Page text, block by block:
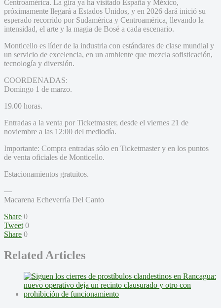
Centroamérica. La gira ya ha visitado España y México,
próximamente llegará a Estados Unidos, y en 2026 dará inició su
esperado recorrido por Sudamérica y Centroamérica, llevando la
intensidad, el arte y la magia de Bosé a cada escenario.
Monticello es líder de la industria con estándares de clase mundial y
un servicio de excelencia, en un ambiente que mezcla sofisticación,
tecnología y diversión.
COORDENADAS:
Domingo 1 de marzo.
19.00 horas.
Entradas a la venta por Ticketmaster, desde el viernes 21 de
noviembre a las 12:00 del mediodía.
Importante: Compra entradas sólo en Ticketmaster y en los puntos
de venta oficiales de Monticello.
Estacionamientos gratuitos.
—
Macarena Echeverría Del Canto
Share 0
Tweet 0
Share 0
Related Articles